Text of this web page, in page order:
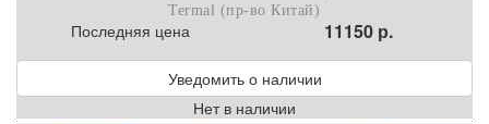
Termal (пр-во Китай)
Последняя цена 11150 р.
Уведомить о наличии
Нет в наличии